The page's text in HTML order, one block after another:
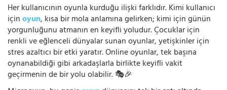
Her kullanıcının oyunla kurduğu ilişki farklıdır. Kimi kullanıcı
içinoyun, kısa bir mola anlamına gelirken; kimi için günün
yorgunluğunu atmanın en keyifli yoludur. Çocuklar için
renkli ve eğlenceli dünyalar sunan oyunlar, yetişkinler için
stres azaltıcı bir etki yaratır. Online oyunlar, tek başına
oynanabildiği gibi arkadaşlarla birlikte keyifli vakit
geçirmenin de bir yolu olabilir. 🎭🎉